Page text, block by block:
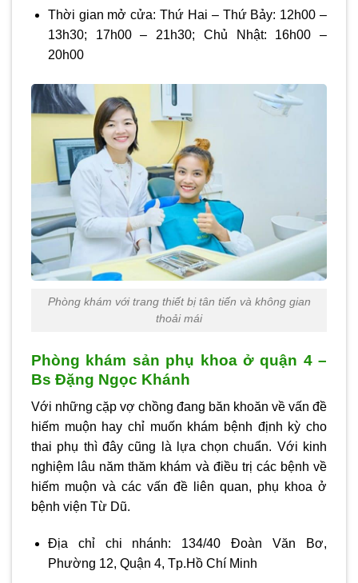
Thời gian mở cửa: Thứ Hai – Thứ Bảy: 12h00 –
13h30; 17h00 – 21h30; Chủ Nhật: 16h00 –
20h00
Phòng khám với trang thiết bị tân tiến và không gian
thoải mái
Phòng khám sản phụ khoa ở quận 4 –
Bs Đặng Ngọc Khánh
Với những cặp vợ chồng đang băn khoăn về vấn đề
hiếm muộn hay chỉ muốn khám bệnh định kỳ cho
thai phụ thì đây cũng là lựa chọn chuẩn. Với kinh
nghiệm lâu năm thăm khám và điều trị các bệnh về
hiếm muộn và các vấn đề liên quan, phụ khoa ở
bệnh viện Từ Dũ.
Địa chỉ chi nhánh: 134/40 Đoàn Văn Bơ,
Phường 12, Quận 4, Tp.Hồ Chí Minh